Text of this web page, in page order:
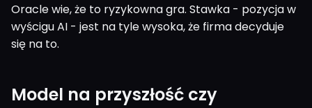
Oracle wie, że to ryzykowna gra. Stawka - pozycja w
wyścigu AI - jest na tyle wysoka, że firma decyduje
się na to.
Model na przyszłość czy